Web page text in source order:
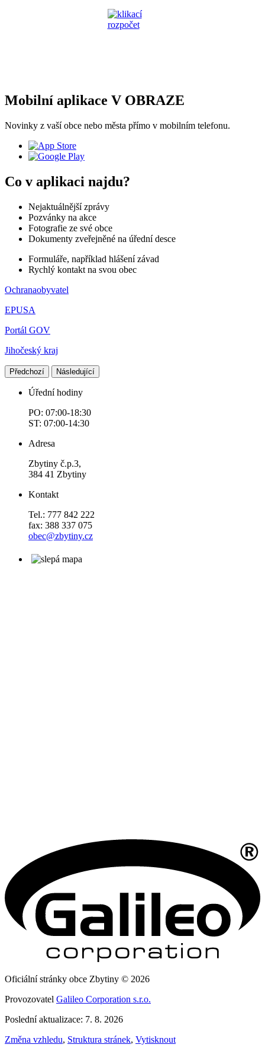
Mobilní aplikace V OBRAZE
Novinky z vaší obce nebo města přímo v mobilním telefonu.
Co v aplikaci najdu?
Nejaktuálnější zprávy
Pozvánky na akce
Fotografie ze své obce
Dokumenty zveřejněné na úřední desce
Formuláře, například hlášení závad
Rychlý kontakt na svou obec
Ochranaobyvatel
EPUSA
Portál GOV
Jihočeský kraj
Předchozí Následující
Úřední hodiny
PO: 07:00-18:30
ST: 07:00-14:30
Adresa
Zbytiny č.p.3,
384 41 Zbytiny
Kontakt
Tel.: 777 842 222
fax: 388 337 075
obec@zbytiny.cz
Oficiální stránky obce Zbytiny © 2026
Provozovatel Galileo Corporation s.r.o.
Poslední aktualizace: 7. 8. 2026
Změna vzhledu, Struktura stránek, Vytisknout